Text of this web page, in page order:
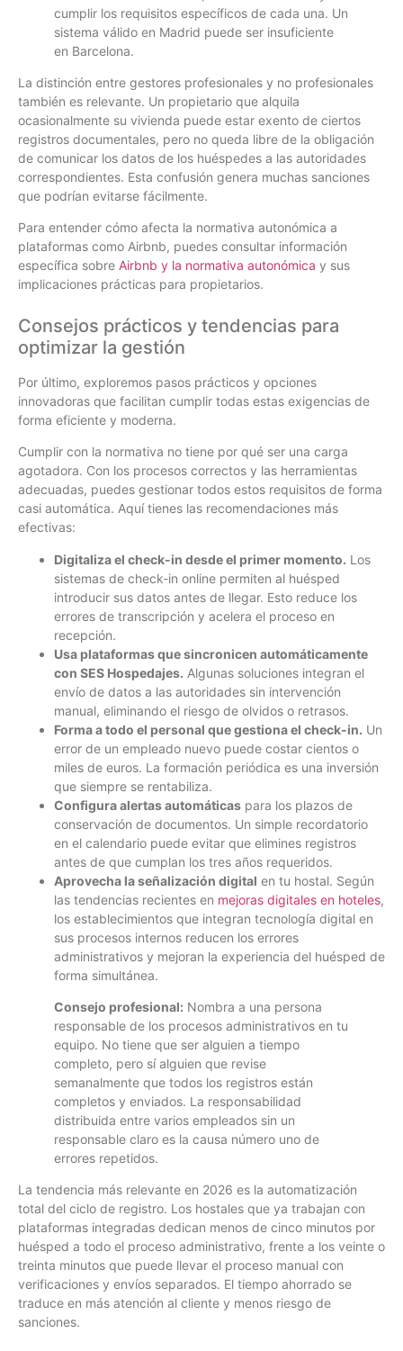
cumplir los requisitos específicos de cada una. Un
sistema válido en Madrid puede ser insuficiente
en Barcelona.
La distinción entre gestores profesionales y no profesionales
también es relevante. Un propietario que alquila
ocasionalmente su vivienda puede estar exento de ciertos
registros documentales, pero no queda libre de la obligación
de comunicar los datos de los huéspedes a las autoridades
correspondientes. Esta confusión genera muchas sanciones
que podrían evitarse fácilmente.
Para entender cómo afecta la normativa autonómica a
plataformas como Airbnb, puedes consultar información
específica sobre Airbnb y la normativa autonómica y sus
implicaciones prácticas para propietarios.
Consejos prácticos y tendencias para
optimizar la gestión
Por último, exploremos pasos prácticos y opciones
innovadoras que facilitan cumplir todas estas exigencias de
forma eficiente y moderna.
Cumplir con la normativa no tiene por qué ser una carga
agotadora. Con los procesos correctos y las herramientas
adecuadas, puedes gestionar todos estos requisitos de forma
casi automática. Aquí tienes las recomendaciones más
efectivas:
Digitaliza el check-in desde el primer momento. Los
sistemas de check-in online permiten al huésped
introducir sus datos antes de llegar. Esto reduce los
errores de transcripción y acelera el proceso en
recepción.
Usa plataformas que sincronicen automáticamente
con SES Hospedajes. Algunas soluciones integran el
envío de datos a las autoridades sin intervención
manual, eliminando el riesgo de olvidos o retrasos.
Forma a todo el personal que gestiona el check-in. Un
error de un empleado nuevo puede costar cientos o
miles de euros. La formación periódica es una inversión
que siempre se rentabiliza.
Configura alertas automáticas para los plazos de
conservación de documentos. Un simple recordatorio
en el calendario puede evitar que elimines registros
antes de que cumplan los tres años requeridos.
Aprovecha la señalización digital en tu hostal. Según
las tendencias recientes en mejoras digitales en hoteles,
los establecimientos que integran tecnología digital en
sus procesos internos reducen los errores
administrativos y mejoran la experiencia del huésped de
forma simultánea.
Consejo profesional: Nombra a una persona
responsable de los procesos administrativos en tu
equipo. No tiene que ser alguien a tiempo
completo, pero sí alguien que revise
semanalmente que todos los registros están
completos y enviados. La responsabilidad
distribuida entre varios empleados sin un
responsable claro es la causa número uno de
errores repetidos.
La tendencia más relevante en 2026 es la automatización
total del ciclo de registro. Los hostales que ya trabajan con
plataformas integradas dedican menos de cinco minutos por
huésped a todo el proceso administrativo, frente a los veinte o
treinta minutos que puede llevar el proceso manual con
verificaciones y envíos separados. El tiempo ahorrado se
traduce en más atención al cliente y menos riesgo de
sanciones.